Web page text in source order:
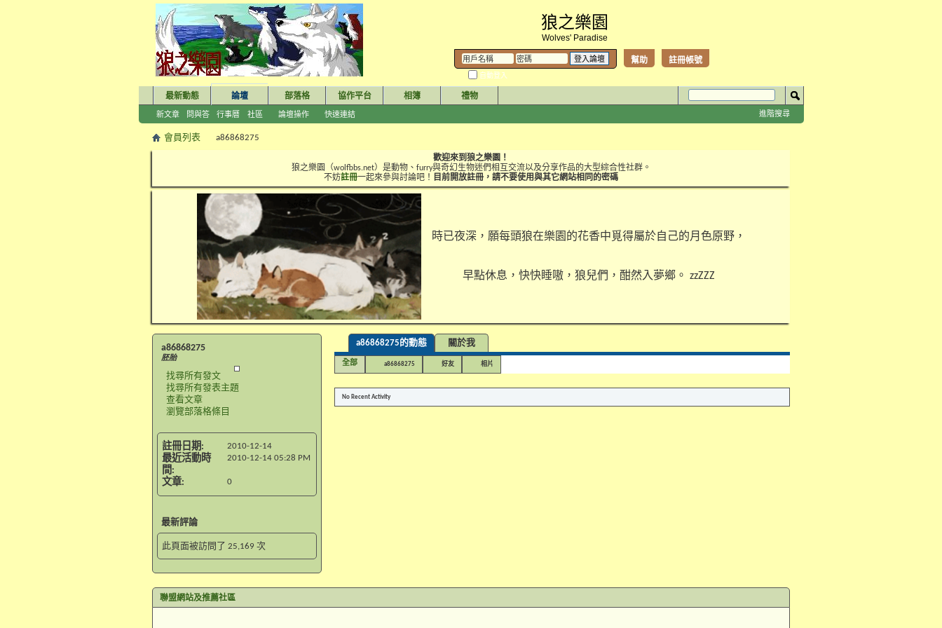
狼之樂園
Wolves' Paradise
註冊帳號
幫助
自動登入
最新動態 論壇
新文章 問與答 行事曆 社區 論壇操作 快速連結
部落格 協作平台 相簿 禮物
進階搜尋
會員列表 a86868275
歡迎來到狼之樂園！
狼之樂園（wolfbbs.net）是動物、furry與奇幻生物迷們相互交流以及分享作品的大型綜合性社群。
不妨註冊一起來參與討論吧！ 目前開放註冊，請不要使用與其它網站相同的密碼
時已夜深，願每頭狼在樂園的花香中覓得屬於自己的月色原野，
早點休息，快快睡嗷，狼兒們，酣然入夢鄉。 zzZZZ
a86868275
胚胎
找尋所有發文
找尋所有發表主題
查看文章
瀏覽部落格條目
註冊日期 2010-12-14
最近活動時
間
2010-12-14 05:28 PM
文章 0
最新評論
此頁面被訪問了 25,169 次
a86868275的動態 關於我
全部 a86868275 好友 相片
No Recent Activity
聯盟網站及推薦社區